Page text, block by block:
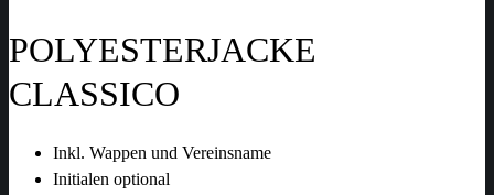
POLYESTERJACKE
CLASSICO
Inkl. Wappen und Vereinsname
Initialen optional